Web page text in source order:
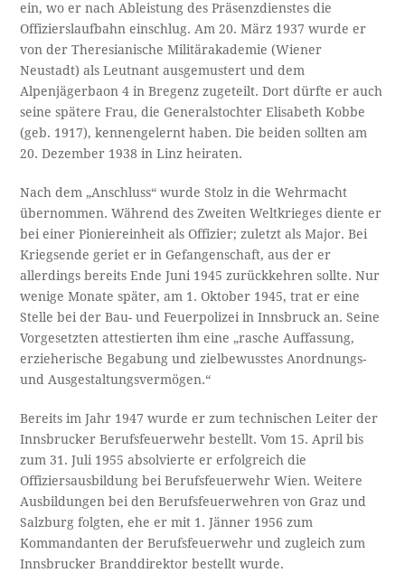
ein, wo er nach Ableistung des Präsenzdienstes die
Offizierslaufbahn einschlug. Am 20. März 1937 wurde er
von der Theresianische Militärakademie (Wiener
Neustadt) als Leutnant ausgemustert und dem
Alpenjägerbaon 4 in Bregenz zugeteilt. Dort dürfte er auch
seine spätere Frau, die Generalstochter Elisabeth Kobbe
(geb. 1917), kennengelernt haben. Die beiden sollten am
20. Dezember 1938 in Linz heiraten.
Nach dem „Anschluss“ wurde Stolz in die Wehrmacht
übernommen. Während des Zweiten Weltkrieges diente er
bei einer Pioniereinheit als Offizier; zuletzt als Major. Bei
Kriegsende geriet er in Gefangenschaft, aus der er
allerdings bereits Ende Juni 1945 zurückkehren sollte. Nur
wenige Monate später, am 1. Oktober 1945, trat er eine
Stelle bei der Bau- und Feuerpolizei in Innsbruck an. Seine
Vorgesetzten attestierten ihm eine „rasche Auffassung,
erzieherische Begabung und zielbewusstes Anordnungs-
und Ausgestaltungsvermögen.“
Bereits im Jahr 1947 wurde er zum technischen Leiter der
Innsbrucker Berufsfeuerwehr bestellt. Vom 15. April bis
zum 31. Juli 1955 absolvierte er erfolgreich die
Offiziersausbildung bei Berufsfeuerwehr Wien. Weitere
Ausbildungen bei den Berufsfeuerwehren von Graz und
Salzburg folgten, ehe er mit 1. Jänner 1956 zum
Kommandanten der Berufsfeuerwehr und zugleich zum
Innsbrucker Branddirektor bestellt wurde.